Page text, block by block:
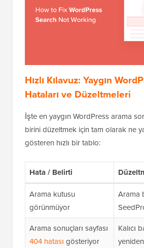
Hızlı Kılavuz: Yaygın
Hataları ve Düzeltmeleri
İşte en yaygın WordPress arama
birini düzeltmek için tam olarak ne
gösteren hızlı bir tablo:
Hata / Belirti
Arama kutusu
görünmüyor
Arama
Arama sonuçları sayfası
404 hatası gösteriyor
Kalıcı